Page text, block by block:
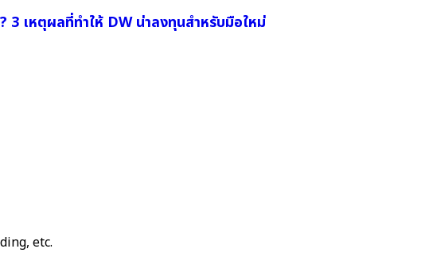
3 เหตุผลที่ทำให้ DW น่าลงทุนสำหรับมือใหม่
etc.